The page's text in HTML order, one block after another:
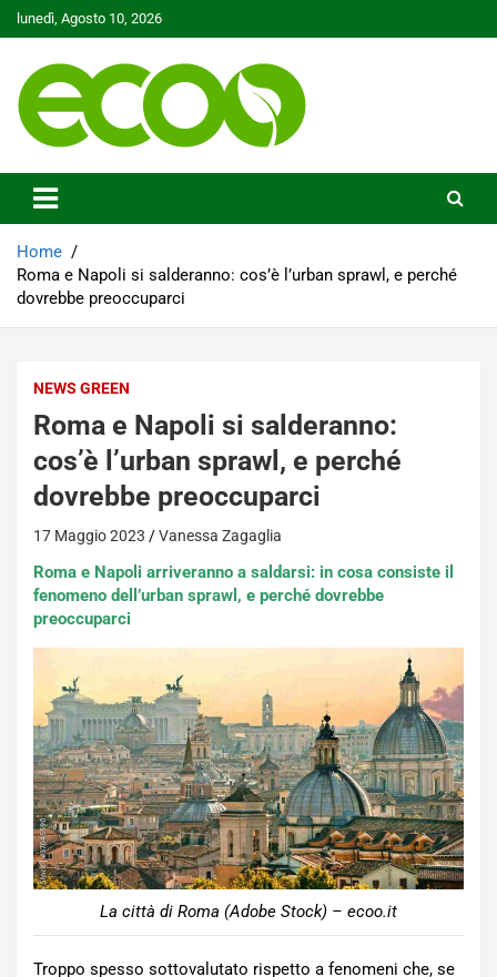
Skip
to
lunedì, Agosto 10, 2026
Ecoo.it
Home
Roma e Napoli si salderanno: cos’è l’urban sprawl, e perché
dovrebbe preoccuparci
NEWS GREEN
Roma e Napoli si salderanno:
cos’è l’urban sprawl, e perché
dovrebbe preoccuparci
17 Maggio 2023 Vanessa Zagaglia
Roma e Napoli arriveranno a saldarsi: in cosa consiste il
fenomeno dell’urban sprawl, e perché dovrebbe
preoccuparci
La città di Roma (Adobe Stock) – ecoo.it
Troppo spesso sottovalutato rispetto a fenomeni che, se